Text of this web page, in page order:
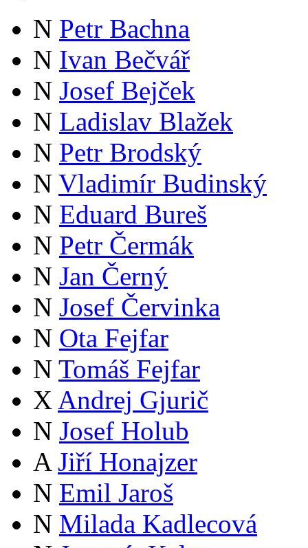
N Petr Bachna
N Ivan Bečvář
N Josef Bejček
N Ladislav Blažek
N Petr Brodský
N Vladimír Budinský
N Eduard Bureš
N Petr Čermák
N Jan Černý
N Josef Červinka
N Ota Fejfar
N Tomáš Fejfar
X Andrej Gjurič
N Josef Holub
A Jiří Honajzer
N Emil Jaroš
N Milada Kadlecová